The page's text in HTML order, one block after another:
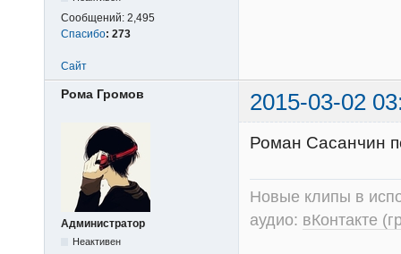
Сообщений: 2,495
Спасибо: 273
Сайт
Рома Громов 2015-03-02
Администратор
Неактивен
Роман Сасанчин
Новые клипы в
аудио: вКонтакте